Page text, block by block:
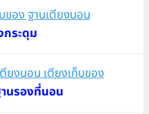
ระดุม
นรองที่นอน